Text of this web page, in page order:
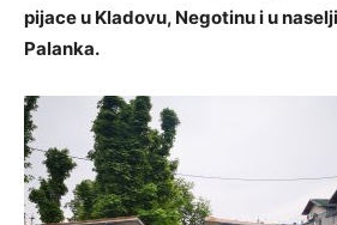
pijace u Kladovu, Negotinu i u
Palanka.